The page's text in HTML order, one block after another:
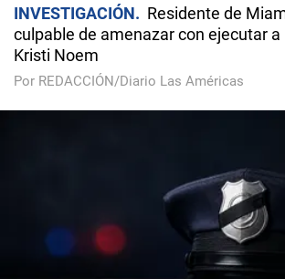
INVESTIGACIÓN
Residente de
culpable de amenazar con ejecutar a
Kristi Noem
Por REDACCIÓN/Diario Las Américas